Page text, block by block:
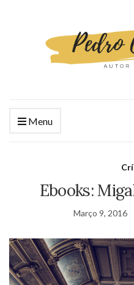
Menu
Ebooks:
Março 9, 2016